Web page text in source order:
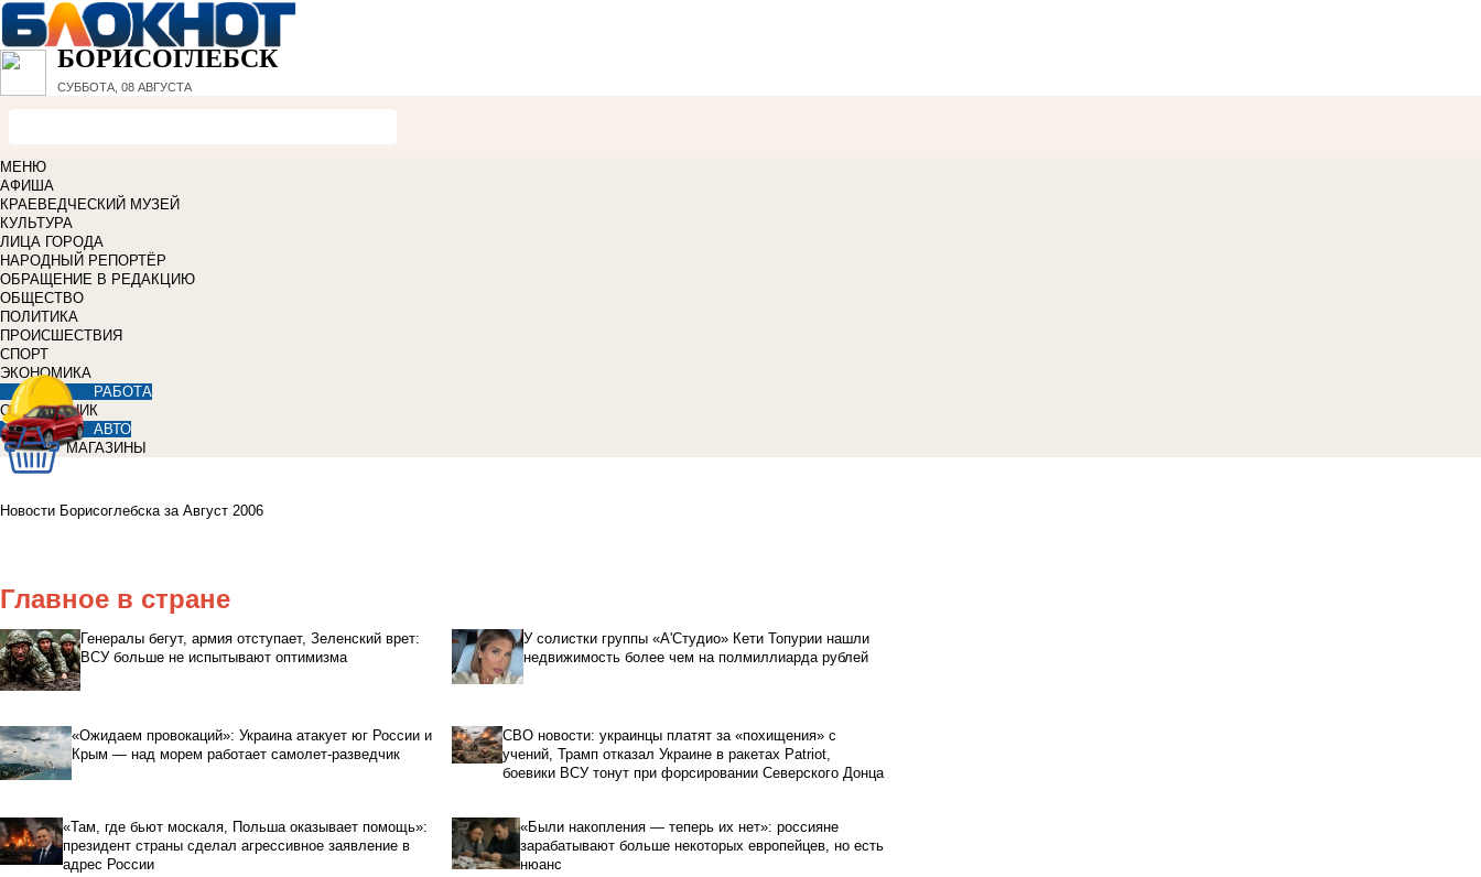
БОРИСОГЛЕБСК
СУББОТА, 08 АВГУСТА
МЕНЮ
АФИША
КРАЕВЕДЧЕСКИЙ МУЗЕЙ
КУЛЬТУРА
ЛИЦА ГОРОДА
НАРОДНЫЙ РЕПОРТЁР
ОБРАЩЕНИЕ В РЕДАКЦИЮ
ОБЩЕСТВО
ПОЛИТИКА
ПРОИСШЕСТВИЯ
СПОРТ
ЭКОНОМИКА
РАБОТА
СПРАВОЧНИК
АВТО
МАГАЗИНЫ
Новости Борисоглебска за Август 2006
Главное в стране
Генералы бегут, армия отступает, Зеленский врет:
ВСУ больше не испытывают оптимизма
У солистки группы «А'Студио» Кети Топурии нашли
недвижимость более чем на полмиллиарда рублей
«Ожидаем провокаций»: Украина атакует юг России и
Крым — над морем работает самолет-разведчик
СВО новости: украинцы платят за «похищения» с
учений, Трамп отказал Украине в ракетах Patriot,
боевики ВСУ тонут при форсировании Северского Донца
«Там, где бьют москаля, Польша оказывает помощь»:
президент страны сделал агрессивное заявление в
адрес России
«Были накопления — теперь их нет»: россияне
зарабатывают больше некоторых европейцев, но есть
нюанс